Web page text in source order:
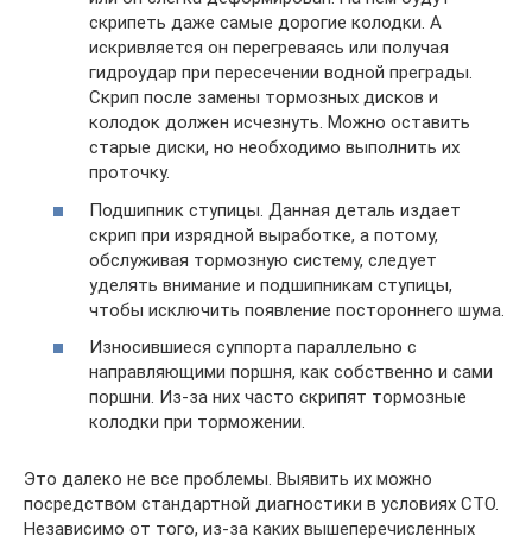
скрипеть даже самые дорогие колодки. А
искривляется он перегреваясь или получая
гидроудар при пересечении водной преграды.
Скрип после замены тормозных дисков и
колодок должен исчезнуть. Можно оставить
старые диски, но необходимо выполнить их
проточку.
Подшипник ступицы. Данная деталь издает
скрип при изрядной выработке, а потому,
обслуживая тормозную систему, следует
уделять внимание и подшипникам ступицы,
чтобы исключить появление постороннего шума.
Износившиеся суппорта параллельно с
направляющими поршня, как собственно и сами
поршни. Из-за них часто скрипят тормозные
колодки при торможении.
Это далеко не все проблемы. Выявить их можно
посредством стандартной диагностики в условиях СТО.
Независимо от того, из-за каких вышеперечисленных